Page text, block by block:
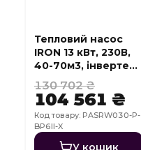
Тепловий насос
IRON 13 кВт, 230В,
40-70м3, інвертер,
з охолодженням,
WI-FI
130 702 ₴
104 561 ₴
Код товару: PASRW030-P-
BP6II-X
У кошик